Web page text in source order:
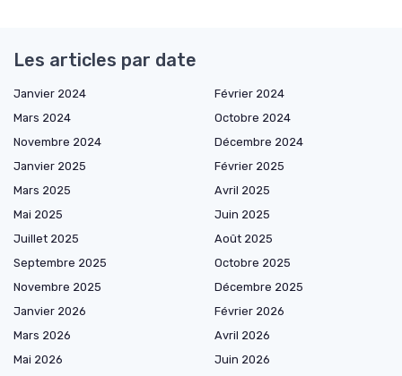
Les articles par date
Janvier 2024
Février 2024
Mars 2024
Octobre 2024
Novembre 2024
Décembre 2024
Janvier 2025
Février 2025
Mars 2025
Avril 2025
Mai 2025
Juin 2025
Juillet 2025
Août 2025
Septembre 2025
Octobre 2025
Novembre 2025
Décembre 2025
Janvier 2026
Février 2026
Mars 2026
Avril 2026
Mai 2026
Juin 2026